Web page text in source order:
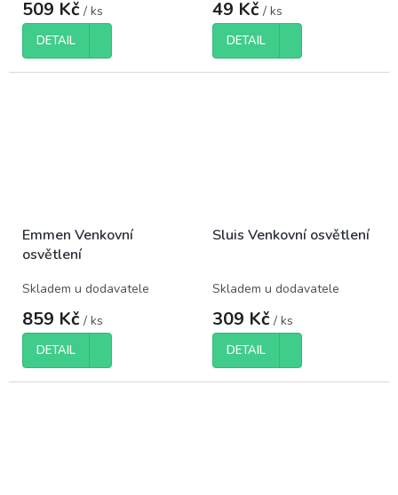
509 Kč / ks
DETAIL
49 Kč / ks
DETAIL
Emmen Venkovní
osvětlení
Skladem u dodavatele
859 Kč / ks
DETAIL
Sluis Venkovní osvětlení
Skladem u dodavatele
309 Kč / ks
DETAIL